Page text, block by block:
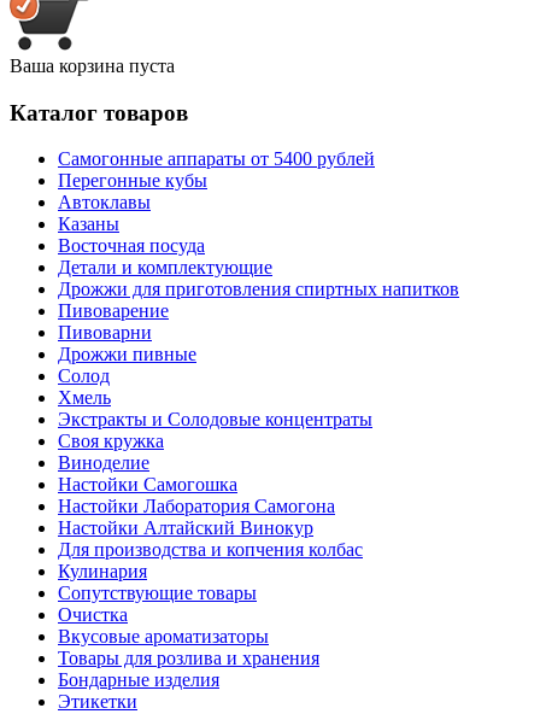
Ваша корзина пуста
Каталог товаров
Самогонные аппараты от 5400 рублей
Перегонные кубы
Автоклавы
Казаны
Восточная посуда
Детали и комплектующие
Дрожжи для приготовления спиртных напитков
Пивоварение
Пивоварни
Дрожжи пивные
Солод
Хмель
Экстракты и Солодовые концентраты
Своя кружка
Виноделие
Настойки Самогошка
Настойки Лаборатория Самогона
Настойки Алтайский Винокур
Для производства и копчения колбас
Кулинария
Сопутствующие товары
Очистка
Вкусовые ароматизаторы
Товары для розлива и хранения
Бондарные изделия
Этикетки